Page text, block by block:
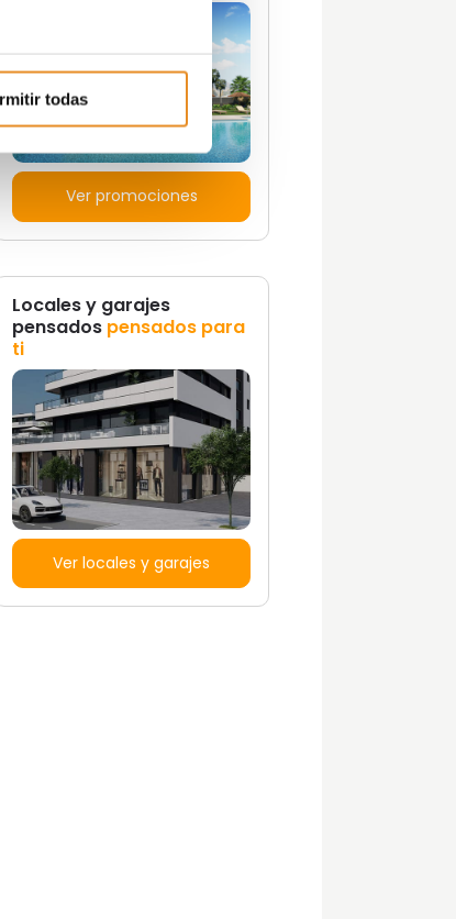
todas
Ver promociones
Locales y garajes
pensados pensados para
ti
Ver locales y garajes